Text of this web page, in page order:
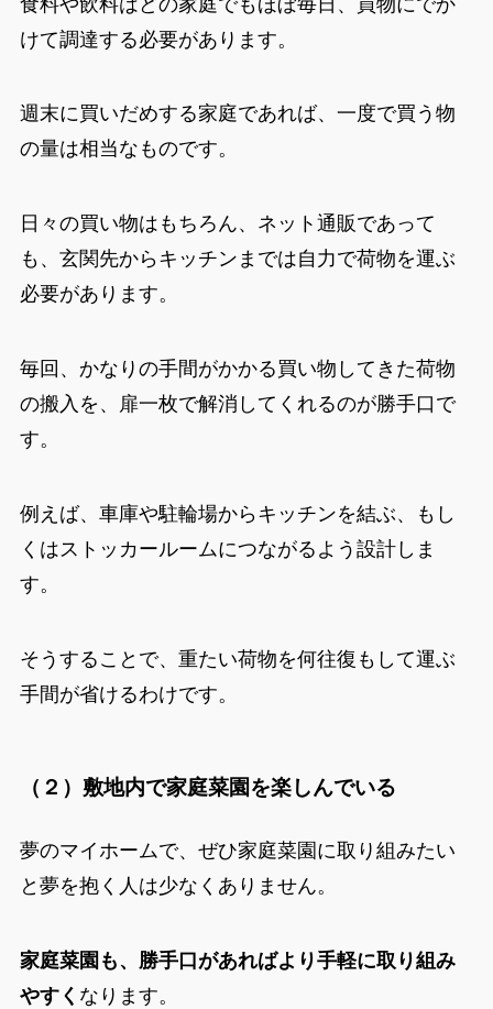
けて調達する必要があります。
週末に買いだめする家庭であれば、一度で買う物
の量は相当なものです。
日々の買い物はもちろん、ネット通販であって
も、玄関先からキッチンまでは自力で荷物を運ぶ
必要があります。
毎回、かなりの手間がかかる買い物してきた荷物
の搬入を、
扉一枚で解消 してくれるのが勝手口で
す。
例えば、車庫や駐輪場からキッチンを結ぶ、もし
くはストッカールームにつながるよう設計しま
す。
そうすることで、重たい荷物を何往復もして運ぶ
手間が省けるわけです。
（２）敷地内で家庭菜園を楽しんでいる
夢のマイホームで、ぜひ家庭菜園に取り組みたい
と夢を抱く人は少なくありません。
家庭菜園も、勝手口があればより手軽に取り組み
やすく なります。